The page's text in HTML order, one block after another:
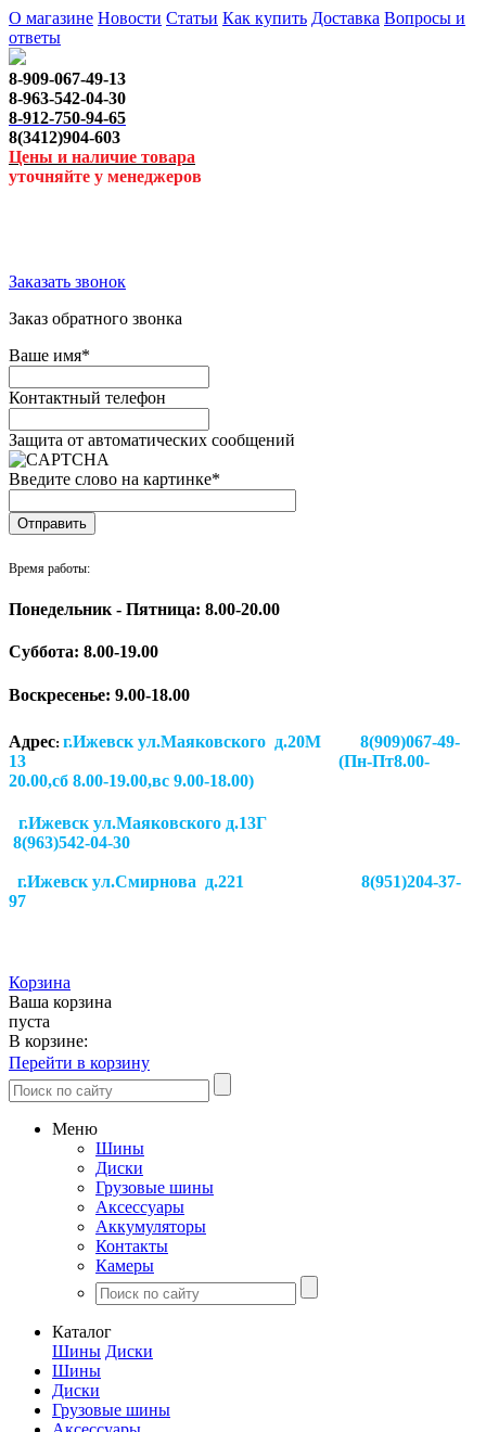
О магазине Новости Статьи Как купить Доставка Вопросы и
ответы
8-909-067-49-13
8-963-542-04-30
8-912-750-94-65
8(3412)904-603
Цены и наличие товара
уточняйте у менеджеров
Заказать звонок
Заказ обратного звонка
Ваше имя*
Контактный телефон
Защита от автоматических сообщений
Введите слово на картинке*
Время работы:
Понедельник - Пятница: 8.00-20.00
Суббота: 8.00-19.00
Воскресенье: 9.00-18.00
Адрес: г.Ижевск ул.Маяковского д.20М 8(909)067-49-
13 (Пн-Пт8.00-
20.00,сб 8.00-19.00,вс 9.00-18.00)
г.Ижевск ул.Маяковского д.13Г
8(963)542-04-30
г.Ижевск ул.Смирнова д.221
8(951)204-37-
97
Корзина
Ваша корзина
пуста
В корзине:
Перейти в корзину
Меню
Шины
Диски
Грузовые шины
Аксессуары
Аккумуляторы
Контакты
Камеры
Каталог
Шины Диски
Шины
Диски
Грузовые шины